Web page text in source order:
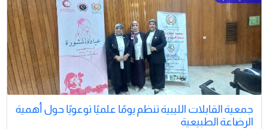
جمعية القابلات الليبية تنظم يومًا علميًا توعويًا حول أهمية
الرضاعة الطبيعية